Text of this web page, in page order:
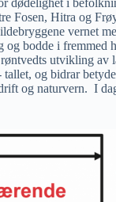
dødelighet i
Fosen, Hitra og
vernet
bodde i fremmed
utvikling
og bidrar
og naturvern. I